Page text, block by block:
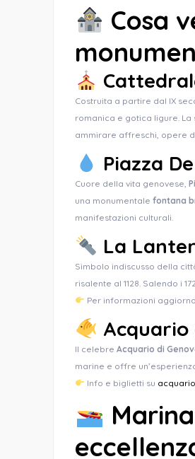
Cosa
Costruita a partire dal IX
romanica e gotica ligure.
ammirare affreschi, opere
Piazza
Cuore della vita genovese,
una monumentale fontana
manifestazioni culturali.
La
Simbolo indiscusso della
risalente al 1128. Salendo i
Per informazioni
Acquario
Il celebre Acquario di
marine e offre
Info e biglietti su